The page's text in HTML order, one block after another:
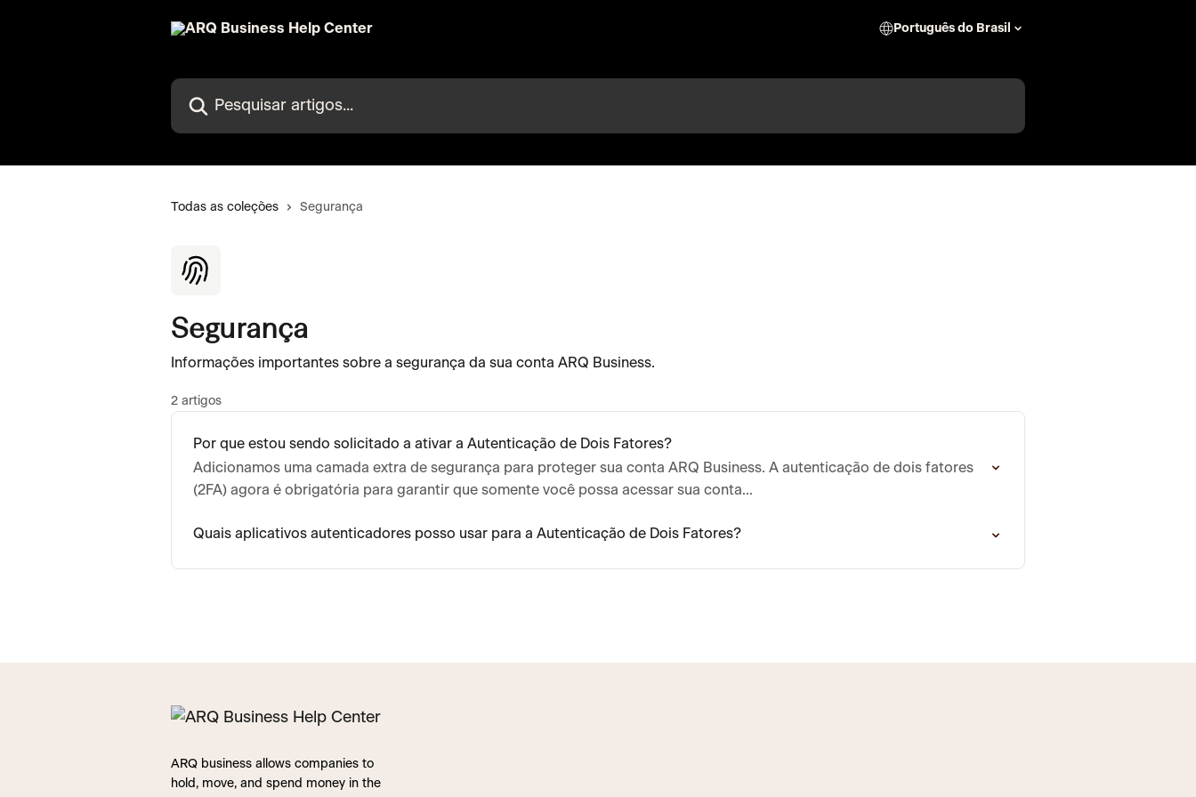
Português do Brasil
Pesquisar artigos...
Todas as coleções Segurança
Segurança
Informações importantes sobre a segurança da sua conta ARQ Business.
2 artigos
Por que estou sendo solicitado a ativar a Autenticação de Dois Fatores?
Adicionamos uma camada extra de segurança para proteger sua conta ARQ Business. A autenticação de dois fatores
(2FA) agora é obrigatória para garantir que somente você possa acessar sua conta…
Quais aplicativos autenticadores posso usar para a Autenticação de Dois Fatores?
ARQ business allows companies to
hold, move, and spend money in the